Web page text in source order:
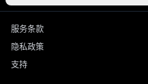
服务条款
隐私政策
支持